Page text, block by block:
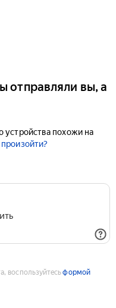
отправляли вы, а
устройства похожи на
воспользуйтесьформой